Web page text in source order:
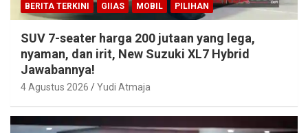
BERITA TERKINI GIIAS MOBIL PILIHAN
SUV 7-seater harga 200 jutaan yang lega,
nyaman, dan irit, New Suzuki XL7 Hybrid
Jawabannya!
4 Agustus 2026 Yudi Atmaja